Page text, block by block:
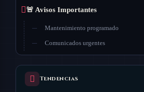
🚨 Avisos Importantes
Mantenimiento programado
Comunicados urgentes
Tendencias